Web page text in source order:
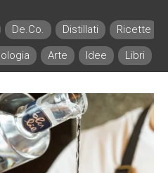
De.Co. Distillati Ricette
Arte Idee Libri